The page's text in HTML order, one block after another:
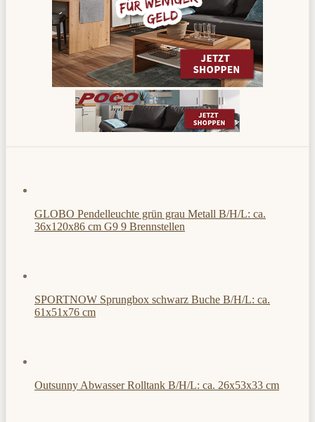
GLOBO Pendelleuchte grün grau Metall B/H/L: ca.
36x120x86 cm G9 9 Brennstellen
SPORTNOW Sprungbox schwarz Buche B/H/L: ca.
61x51x76 cm
Outsunny Abwasser Rolltank B/H/L: ca. 26x53x33 cm